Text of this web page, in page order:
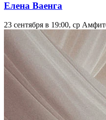
Елена Ваенга
23 сентября в 19:00, ср